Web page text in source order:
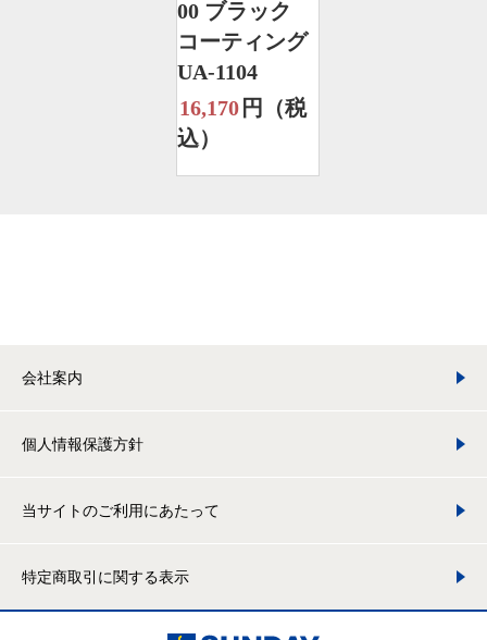
00 ブラック
コーティング
UA-1104
16,170 円（税
込）
会社案内
個人情報保護方針
当サイトのご利用にあたって
特定商取引に関する表示